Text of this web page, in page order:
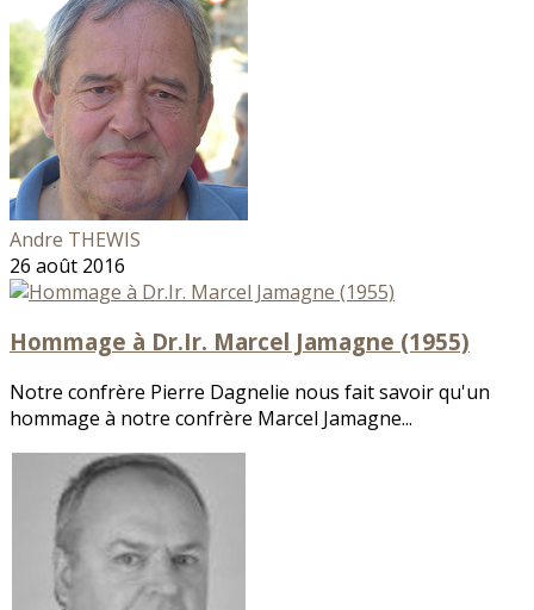
Andre THEWIS
26 août 2016
Hommage à Dr.Ir. Marcel Jamagne (1955)
Notre confrère Pierre Dagnelie nous fait savoir qu'un
hommage à notre confrère Marcel Jamagne...